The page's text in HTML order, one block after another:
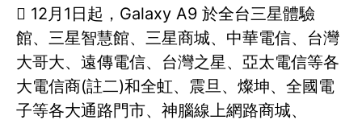
 12月1日起，Galaxy A9 於全台三星體驗
館、三星智慧館、三星商城、中華電信、台灣
大哥大、遠傳電信、台灣之星、亞太電信等各
大電信商(註二)和全虹、震旦、燦坤、全國電
子等各大通路門市、神腦線上網路商城、